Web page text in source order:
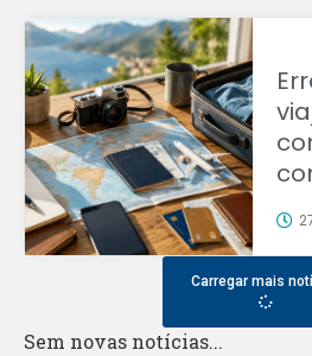
Carregar mais
Sem novas notícias...